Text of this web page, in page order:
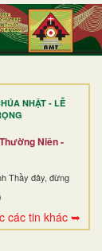
NHẬT - LỄ
Niên -
Thầy đây, đừng
các tin khác ➥